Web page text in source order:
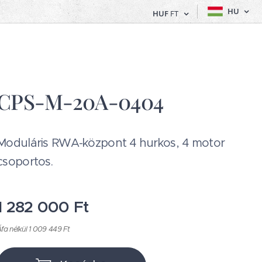
HUFFT HU
M-20A-0404
RWA-központ 4 hurkos, 4 motor
282 000 Ft
nélkül 1 009 449 Ft